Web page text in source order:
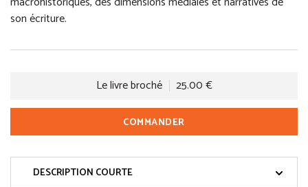
son écriture.
Le livre broché 25.00 €
COMMANDER
DESCRIPTION COURTE